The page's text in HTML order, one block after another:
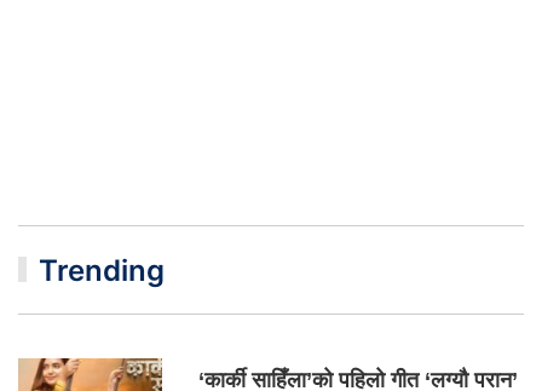
Trending
‘कार्की साहिँला’को पहिलो गीत ‘लग्यौ परान’